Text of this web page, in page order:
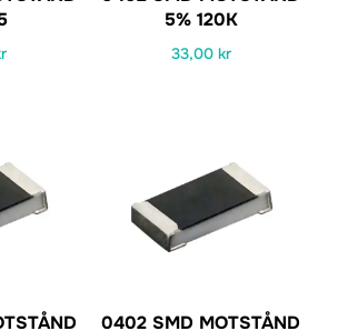
5% 120K
33,00 kr
0402 SMD MOTSTÅND